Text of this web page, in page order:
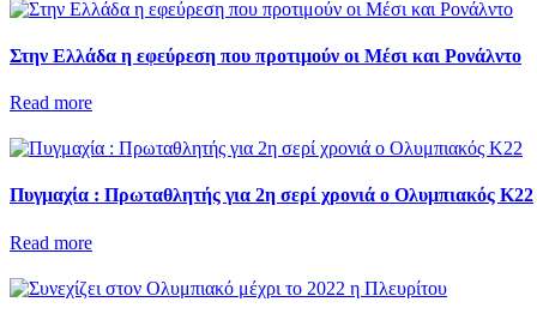
Στην Ελλάδα η εφεύρεση που προτιμούν οι Μέσι και Ρονάλντο
Read more
Πυγμαχία : Πρωταθλητής για 2η σερί χρονιά ο Ολυμπιακός Κ22
Read more